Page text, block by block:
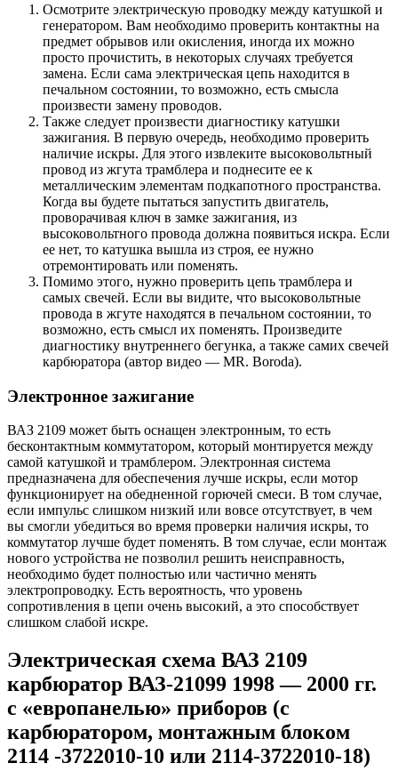
Осмотрите электрическую проводку между катушкой и
генератором. Вам необходимо проверить контактны на
предмет обрывов или окисления, иногда их можно
просто прочистить, в некоторых случаях требуется
замена. Если сама электрическая цепь находится в
печальном состоянии, то возможно, есть смысла
произвести замену проводов.
Также следует произвести диагностику катушки
зажигания. В первую очередь, необходимо проверить
наличие искры. Для этого извлеките высоковольтный
провод из жгута трамблера и поднесите ее к
металлическим элементам подкапотного пространства.
Когда вы будете пытаться запустить двигатель,
проворачивая ключ в замке зажигания, из
высоковольтного провода должна появиться искра. Если
ее нет, то катушка вышла из строя, ее нужно
отремонтировать или поменять.
Помимо этого, нужно проверить цепь трамблера и
самых свечей. Если вы видите, что высоковольтные
провода в жгуте находятся в печальном состоянии, то
возможно, есть смысл их поменять. Произведите
диагностику внутреннего бегунка, а также самих свечей
карбюратора (автор видео — MR. Boroda).
Электронное зажигание
ВАЗ 2109 может быть оснащен электронным, то есть
бесконтактным коммутатором, который монтируется между
самой катушкой и трамблером. Электронная система
предназначена для обеспечения лучше искры, если мотор
функционирует на обедненной горючей смеси. В том случае,
если импульс слишком низкий или вовсе отсутствует, в чем
вы смогли убедиться во время проверки наличия искры, то
коммутатор лучше будет поменять. В том случае, если монтаж
нового устройства не позволил решить неисправность,
необходимо будет полностью или частично менять
электропроводку. Есть вероятность, что уровень
сопротивления в цепи очень высокий, а это способствует
слишком слабой искре.
Электрическая схема ВАЗ 2109
карбюратор ВАЗ-21099 1998 — 2000 гг.
с «европанелью» приборов (с
карбюратором, монтажным блоком
2114 -3722010-10 или 2114-3722010-18)